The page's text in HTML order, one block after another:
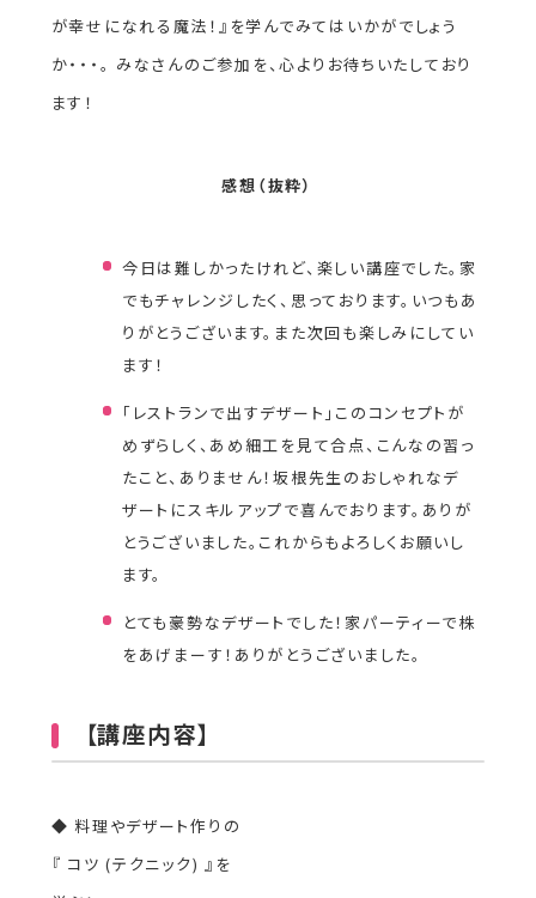
が幸せになれる魔法！』を学んでみてはいかがでしょう
か・・・。 みなさんのご参加を、心よりお待ちいたしており
ます！
感想（抜粋）
今日は難しかったけれど、楽しい講座でした。家
でもチャレンジしたく、思っております。いつもあ
りがとうございます。また次回も楽しみにしてい
ます！
「レストランで出すデザート」このコンセプトが
めずらしく、あめ細工を見て合点、こんなの習っ
たこと、ありません！坂根先生のおしゃれなデ
ザートにスキルアップで喜んでおります。ありが
とうございました。これからもよろしくお願いし
ます。
とても豪勢なデザートでした！家パーティーで株
をあげまーす！ありがとうございました。
【講座内容】
◆ 料理やデザート作りの
『 コツ (テクニック) 』を